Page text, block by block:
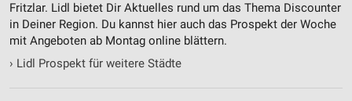
Fritzlar. Lidl bietet Dir Aktuelles rund um das Thema Discounter
in Deiner Region. Du kannst hier auch das Prospekt der Woche
mit Angeboten ab Montag online blättern.
› Lidl Prospekt für weitere Städte